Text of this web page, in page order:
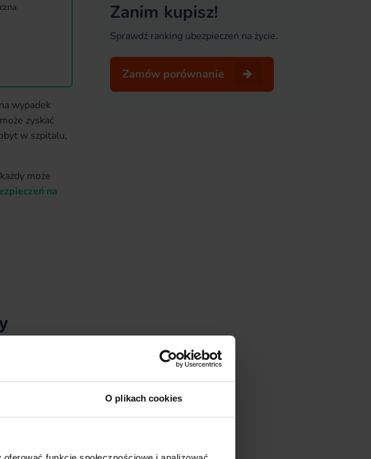
O plikach cookies
wypadek
zyskać
w szpitalu,
może
na
na
Zanim kupisz!
Sprawdź ranking ubezpieczeń na życie.
Zamów porównanie